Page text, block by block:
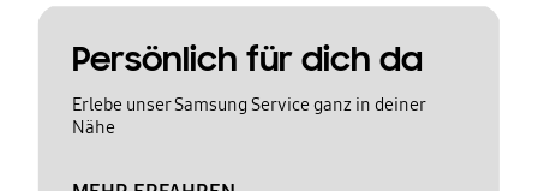
Persönlich für dich da
Erlebe unser Samsung Service ganz in deiner
Nähe